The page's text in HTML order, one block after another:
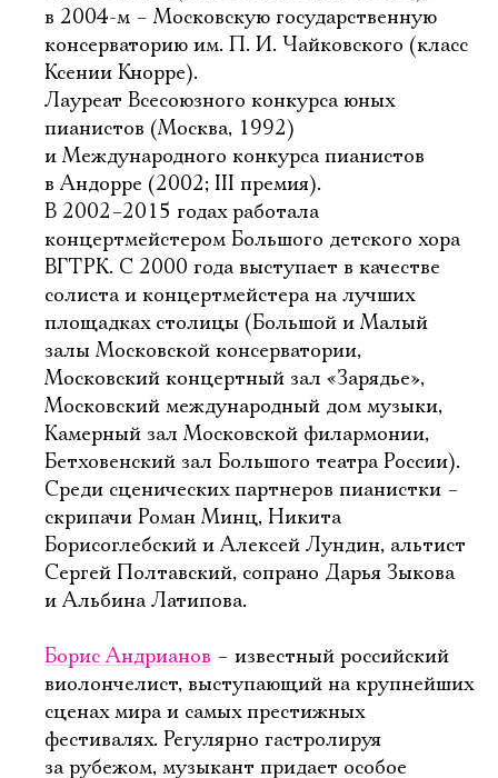
в 2004-м – Московскую государственную
консерваторию им. П. И. Чайковского (класс
Ксении Кнорре).
Лауреат Всесоюзного конкурса юных
пианистов (Москва, 1992)
и Международного конкурса пианистов
в Андорре (2002; III премия).
В 2002–2015 годах работала
концертмейстером Большого детского хора
ВГТРК. С 2000 года выступает в качестве
солиста и концертмейстера на лучших
площадках столицы (Большой и Малый
залы Московской консерватории,
Московский концертный зал «Зарядье»,
Московский международный дом музыки,
Камерный зал Московской филармонии,
Бетховенский зал Большого театра России).
Среди сценических партнеров пианистки –
скрипачи Роман Минц, Никита
Борисоглебский и Алексей Лундин, альтист
Сергей Полтавский, сопрано Дарья Зыкова
и Альбина Латипова.
Борис Андрианов – известный российский
виолончелист, выступающий на крупнейших
сценах мира и самых престижных
фестивалях. Регулярно гастролируя
за рубежом, музыкант придает особое